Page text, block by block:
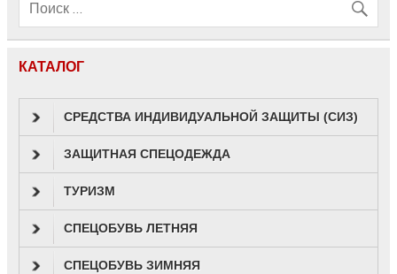
КАТАЛОГ
СРЕДСТВА ИНДИВИДУАЛЬНОЙ ЗАЩИТЫ (СИЗ)
ЗАЩИТНАЯ СПЕЦОДЕЖДА
ТУРИЗМ
СПЕЦОБУВЬ ЛЕТНЯЯ
СПЕЦОБУВЬ ЗИМНЯЯ